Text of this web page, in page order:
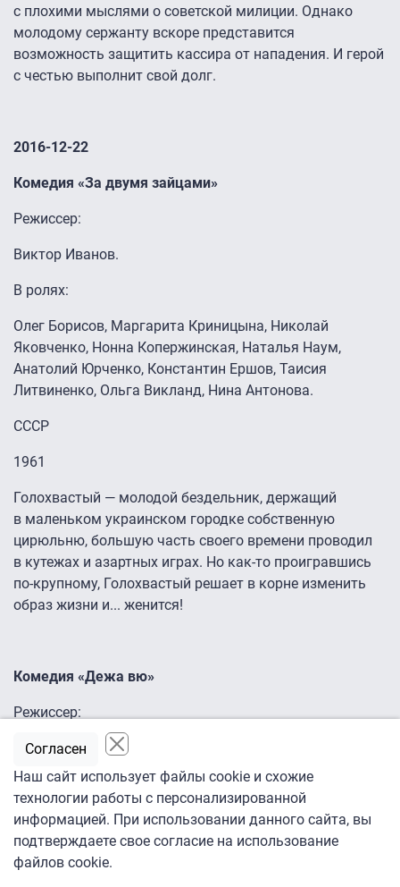
с плохими мыслями о советской милиции. Однако
молодому сержанту вскоре представится
возможность защитить кассира от нападения. И герой
с честью выполнит свой долг.
2016-12-22
Комедия «За двумя зайцами»
Режиссер:
Виктор Иванов.
В ролях:
Олег Борисов, Маргарита Криницына, Николай
Яковченко, Нонна Копержинская, Наталья Наум,
Анатолий Юрченко, Константин Ершов, Таисия
Литвиненко, Ольга Викланд, Нина Антонова.
СССР
1961
Голохвастый — молодой бездельник, держащий
в маленьком украинском городке собственную
цирюльню, большую часть своего времени проводил
в кутежах и азартных играх. Но как-то проигравшись
по-крупному, Голохвастый решает в корне изменить
образ жизни и... женится!
Комедия «Дежа вю»
Режиссер:
Юлиуш Махульский
В ролях:
Ежи Штур, Николай Караченцов, Виктор Степанов,
Галина Петрова, Василий Мищенко, Владимир Головин,
Лиза Махульская, Олег Шкловский, Всеволод Сафонов,
Наш сайт использует файлы cookie и схожие
технологии работы с персонализированной
информацией. При использовании данного сайта, вы
подтверждаете свое согласие на использование
файлов cookie.
Согласен